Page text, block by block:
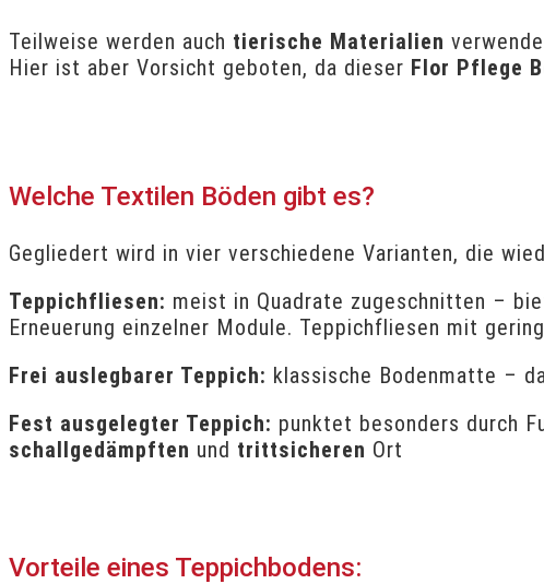
Teilweise werden auch tierische Materialien
Hier ist aber Vorsicht geboten, da dieser Flor Pflege
Welche Textilen Böden gibt es?
Gegliedert wird in vier verschiedene Varianten, die
Teppichfliesen: meist in Quadrate zugeschnitten –
Erneuerung einzelner Module. Teppichfliesen mit
Frei auslegbarer Teppich: klassische Bodenmatte –
Fest ausgelegter Teppich: punktet besonders durch
schallgedämpften und trittsicheren Ort
Vorteile eines Teppichbodens: